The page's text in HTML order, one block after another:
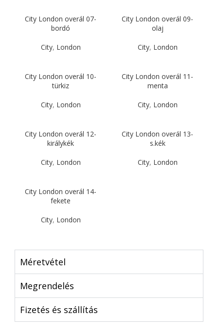
City London overál 07-
bordó
City, London
City London overál 09-
olaj
City, London
City London overál 10-
türkiz
City, London
City London overál 11-
menta
City, London
City London overál 12-
királykék
City, London
City London overál 13-
s.kék
City, London
City London overál 14-
fekete
City, London
Méretvétel
Megrendelés
Fizetés és szállítás